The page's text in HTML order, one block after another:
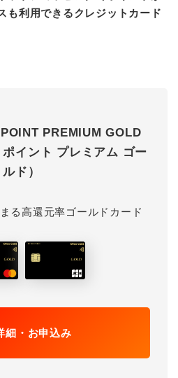
も利用できるクレジットカード
PREMIUM GOLD
ポイント プレミアム ゴー
ルド）
る高還元率ゴールドカード
細・お申込み